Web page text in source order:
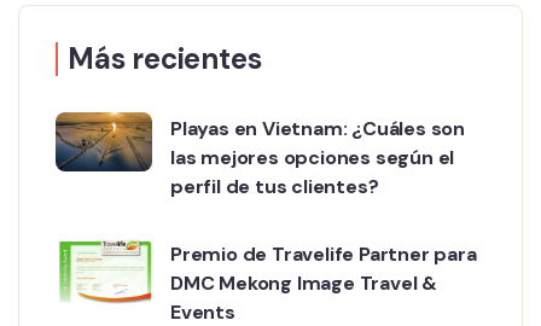
Más recientes
Playas en Vietnam: ¿Cuáles son
las mejores opciones según el
perfil de tus clientes?
Premio de Travelife Partner para
DMC Mekong Image Travel &
Events